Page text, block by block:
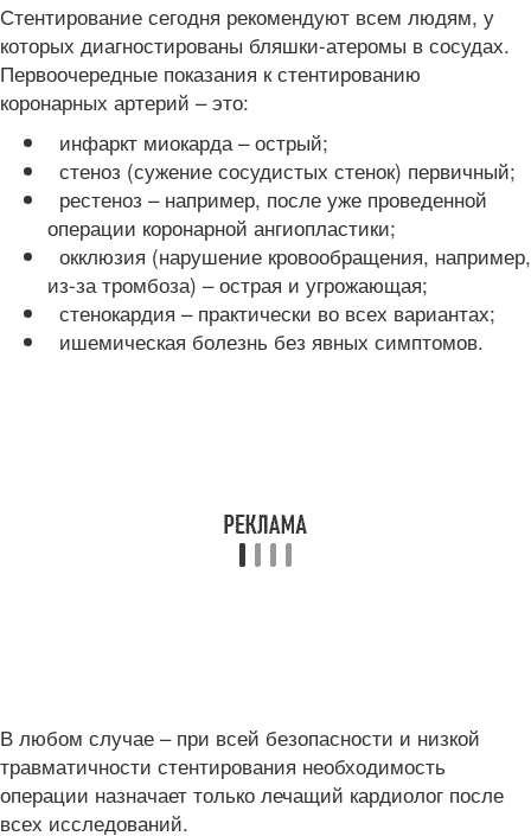
Стентирование сегодня рекомендуют всем людям, у
которых диагностированы бляшки-атеромы в сосудах.
Первоочередные показания к стентированию
коронарных артерий – это:
инфаркт миокарда – острый;
стеноз (сужение сосудистых стенок) первичный;
рестеноз – например, после уже проведенной
операции коронарной ангиопластики;
окклюзия (нарушение кровообращения, например,
из-за тромбоза) – острая и угрожающая;
стенокардия – практически во всех вариантах;
ишемическая болезнь без явных симптомов.
В любом случае – при всей безопасности и низкой
травматичности стентирования необходимость
операции назначает только лечащий кардиолог после
всех исследований.